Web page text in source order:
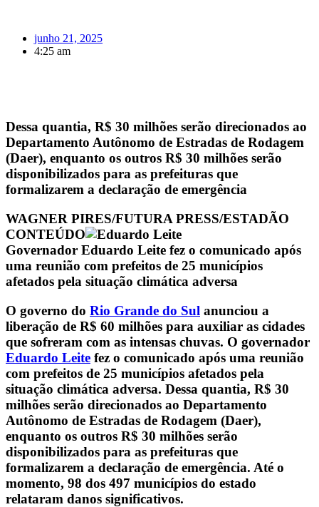
junho 21, 2025
4:25 am
Dessa quantia, R$ 30 milhões serão direcionados ao
Departamento Autônomo de Estradas de Rodagem
(Daer), enquanto os outros R$ 30 milhões serão
disponibilizados para as prefeituras que
formalizarem a declaração de emergência
WAGNER PIRES/FUTURA PRESS/ESTADÃO
CONTEÚDO
Governador Eduardo Leite fez o comunicado após
uma reunião com prefeitos de 25 municípios
afetados pela situação climática adversa
O governo do Rio Grande do Sul anunciou a
liberação de R$ 60 milhões para auxiliar as cidades
que sofreram com as intensas chuvas. O governador
Eduardo Leite fez o comunicado após uma reunião
com prefeitos de 25 municípios afetados pela
situação climática adversa. Dessa quantia, R$ 30
milhões serão direcionados ao Departamento
Autônomo de Estradas de Rodagem (Daer),
enquanto os outros R$ 30 milhões serão
disponibilizados para as prefeituras que
formalizarem a declaração de emergência. Até o
momento, 98 dos 497 municípios do estado
relataram danos significativos.